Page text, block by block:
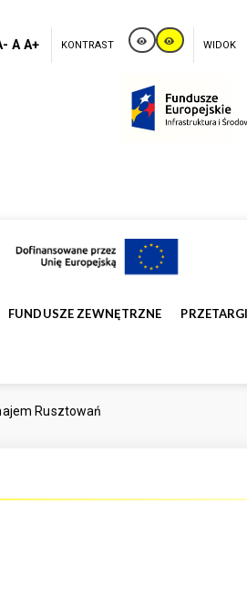
A A+ KONTRAST WIDOK
FUNDUSZE ZEWNĘTRZNE PRZETARGI
Rusztowań